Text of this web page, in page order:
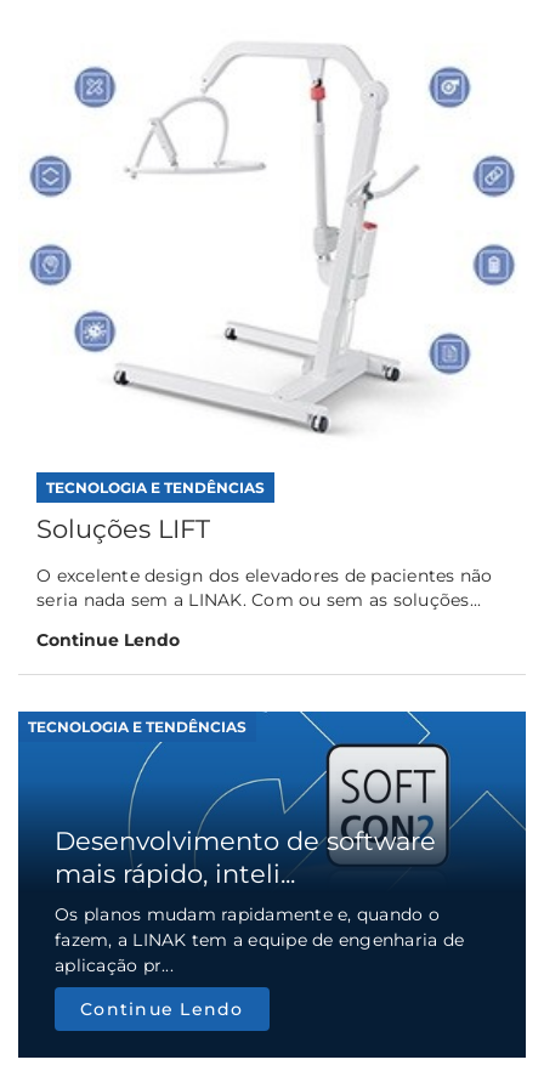
TECNOLOGIA E TENDÊNCIAS
Soluções LIFT
O excelente design dos elevadores de pacientes não
seria nada sem a LINAK. Com ou sem as soluções...
Continue Lendo
TECNOLOGIA E TENDÊNCIAS
Desenvolvimento de software
mais rápido, inteli...
Os planos mudam rapidamente e, quando o
fazem, a LINAK tem a equipe de engenharia de
aplicação pr...
Continue Lendo